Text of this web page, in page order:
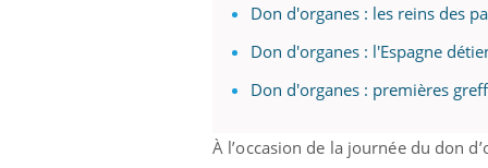
Don d'organes : les reins des
Don d'organes : l'Espagne
Don d'organes : premières
À l’occasion de la journée du don